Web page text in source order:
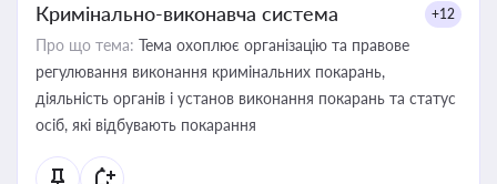
Кримінально-виконавча система +12
Про що тема: Тема охоплює організацію та правове
регулювання виконання кримінальних покарань,
діяльність органів і установ виконання покарань та статус
осіб, які відбувають покарання